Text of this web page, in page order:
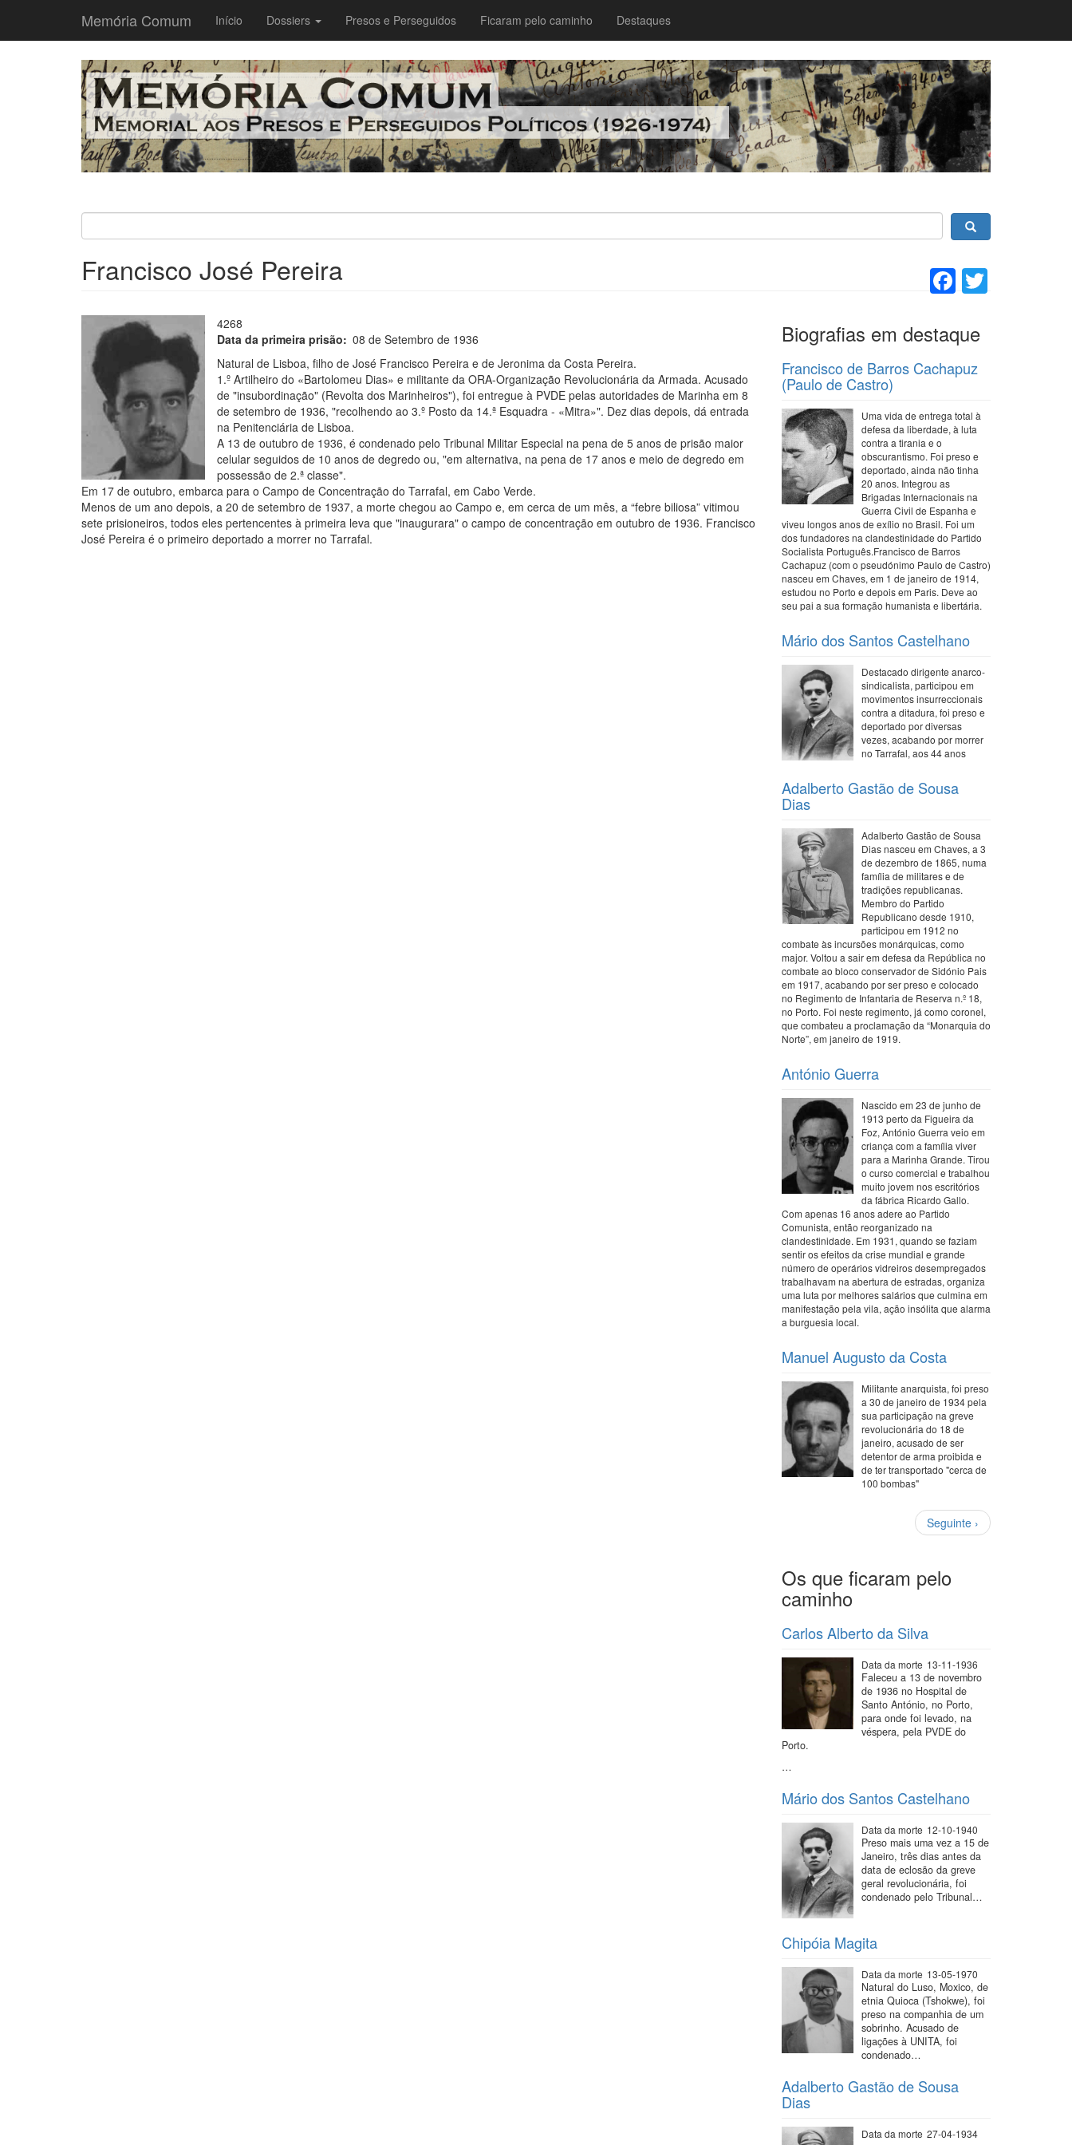
Memória Comum
Main
navigation
Início Dossiers Presos e Perseguidos Ficaram pelo caminho Destaques
Facebook
Francisco José Pereira
4268
Data da primeira prisão
08 de Setembro de 1936
Natural de Lisboa, filho de José Francisco Pereira e de Jeronima da Costa Pereira.
1.º Artilheiro do «Bartolomeu Dias» e militante da ORA-Organização Revolucionária da Armada. Acusado
de "insubordinação" (Revolta dos Marinheiros"), foi entregue à PVDE pelas autoridades de Marinha em 8
de setembro de 1936, "recolhendo ao 3.º Posto da 14.ª Esquadra - «Mitra»". Dez dias depois, dá entrada
na Penitenciária de Lisboa.
A 13 de outubro de 1936, é condenado pelo Tribunal Militar Especial na pena de 5 anos de prisão maior
celular seguidos de 10 anos de degredo ou, "em alternativa, na pena de 17 anos e meio de degredo em
possessão de 2.ª classe".
Em 17 de outubro, embarca para o Campo de Concentração do Tarrafal, em Cabo Verde.
Menos de um ano depois, a 20 de setembro de 1937, a morte chegou ao Campo e, em cerca de um mês, a “febre biliosa” vitimou
sete prisioneiros, todos eles pertencentes à primeira leva que "inaugurara" o campo de concentração em outubro de 1936. Francisco
José Pereira é o primeiro deportado a morrer no Tarrafal.
Biografias em destaque
Francisco de Barros Cachapuz
(Paulo de Castro)
Uma vida de entrega total à
defesa da liberdade, à luta
contra a tirania e o
obscurantismo. Foi preso e
deportado, ainda não tinha
20 anos. Integrou as
Brigadas Internacionais na
Guerra Civil de Espanha e
viveu longos anos de exílio no Brasil. Foi um
dos fundadores na clandestinidade do Partido
Socialista Português.Francisco de Barros
Cachapuz (com o pseudónimo Paulo de Castro)
nasceu em Chaves, em 1 de janeiro de 1914,
estudou no Porto e depois em Paris. Deve ao
seu pai a sua formação humanista e libertária.
Mário dos Santos Castelhano
Destacado dirigente anarco-
sindicalista, participou em
movimentos insurreccionais
contra a ditadura, foi preso e
deportado por diversas
vezes, acabando por morrer
no Tarrafal, aos 44 anos
Adalberto Gastão de Sousa
Dias
Adalberto Gastão de Sousa
Dias nasceu em Chaves, a 3
de dezembro de 1865, numa
família de militares e de
tradições republicanas.
Membro do Partido
Republicano desde 1910,
participou em 1912 no
combate às incursões monárquicas, como
major. Voltou a sair em defesa da República no
combate ao bloco conservador de Sidónio Pais
em 1917, acabando por ser preso e colocado
no Regimento de Infantaria de Reserva n.º 18,
no Porto. Foi neste regimento, já como coronel,
que combateu a proclamação da “Monarquia do
Norte”, em janeiro de 1919.
António Guerra
Nascido em 23 de junho de
1913 perto da Figueira da
Foz, António Guerra veio em
criança com a família viver
para a Marinha Grande. Tirou
o curso comercial e trabalhou
muito jovem nos escritórios
da fábrica Ricardo Gallo.
Com apenas 16 anos adere ao Partido
Comunista, então reorganizado na
clandestinidade. Em 1931, quando se faziam
sentir os efeitos da crise mundial e grande
número de operários vidreiros desempregados
trabalhavam na abertura de estradas, organiza
uma luta por melhores salários que culmina em
manifestação pela vila, ação insólita que alarma
a burguesia local.
Manuel Augusto da Costa
Militante anarquista, foi preso
a 30 de janeiro de 1934 pela
sua participação na greve
revolucionária do 18 de
janeiro, acusado de ser
detentor de arma proibida e
de ter transportado "cerca de
100 bombas"
Próxima
página
Seguinte ›
Os que ficaram pelo
caminho
Carlos Alberto da Silva
Data da morte 13-11-1936
Faleceu a 13 de novembro
de 1936 no Hospital de
Santo António, no Porto,
para onde foi levado, na
véspera, pela PVDE do
Porto.
…
Mário dos Santos Castelhano
Data da morte 12-10-1940
Preso mais uma vez a 15 de
Janeiro, três dias antes da
data de eclosão da greve
geral revolucionária, foi
condenado pelo Tribunal…
Chipóia Magita
Data da morte 13-05-1970
Natural do Luso, Moxico, de
etnia Quioca (Tshokwe), foi
preso na companhia de um
sobrinho. Acusado de
ligações à UNITA, foi
condenado…
Adalberto Gastão de Sousa
Dias
Data da morte 27-04-1934